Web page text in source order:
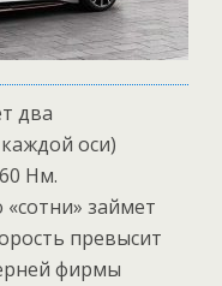
два
оси)
Нм.
«сотни» займет
превысит
фирмы